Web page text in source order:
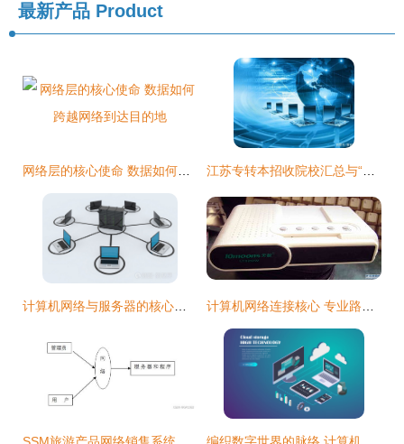
最新产品 Product